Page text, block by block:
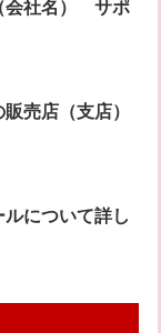
会社名） サポ
売店（支店）
について詳し